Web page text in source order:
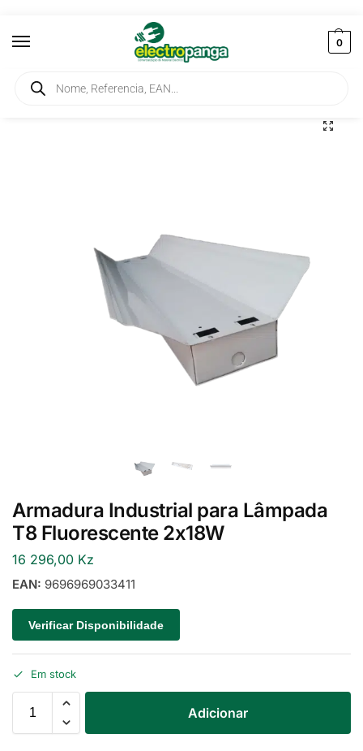
0
Início / Iluminação / Armaduras
Armadura Industrial para Lâmpada
T8 Fluorescente 2x18W
16 296,00 Kz
EAN: 9696969033411
Verificar Disponibilidade
Em stock
Adicionar